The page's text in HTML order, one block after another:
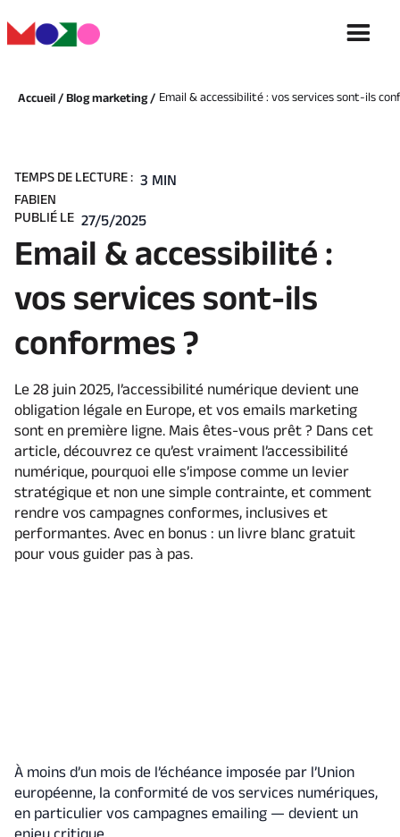
Accueil / Blog marketing / Email & accessibilité : vos services sont-ils
TEMPS DE LECTURE : 3 MIN
FABIEN
PUBLIÉ LE 27/5/2025
Email & accessibilité :
vos services sont-ils
conformes ?
Le 28 juin 2025, l’accessibilité numérique devient une
obligation légale en Europe, et vos emails marketing
sont en première ligne. Mais êtes-vous prêt ? Dans cet
article, découvrez ce qu’est vraiment l’accessibilité
numérique, pourquoi elle s’impose comme un levier
stratégique et non une simple contrainte, et comment
rendre vos campagnes conformes, inclusives et
performantes. Avec en bonus : un livre blanc gratuit
pour vous guider pas à pas.
À moins d’un mois de l’échéance imposée par l’Union
européenne, la conformité de vos services numériques,
en particulier vos campagnes emailing — devient un